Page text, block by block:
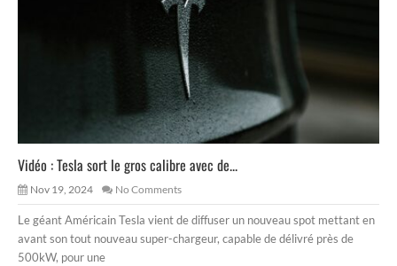
Vidéo : Tesla sort le gros calibre avec de...
Nov 19, 2024 No Comments
Le géant Américain Tesla vient de diffuser un nouveau spot mettant en
avant son tout nouveau super-chargeur, capable de délivré près de
500kW, pour une